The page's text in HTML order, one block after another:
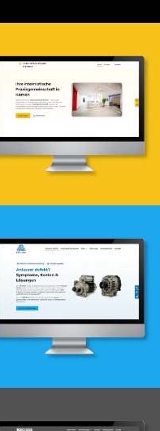
Webdesign & -entwicklung
Webdesign & -entwicklung